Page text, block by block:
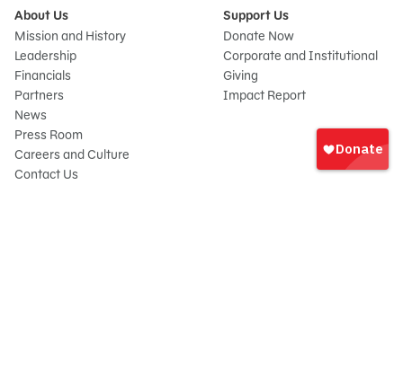
About Us
Mission and History
Leadership
Financials
Partners
News
Press Room
Careers and Culture
Contact Us
Support Us
Donate Now
Corporate and Institutional
Giving
Impact Report